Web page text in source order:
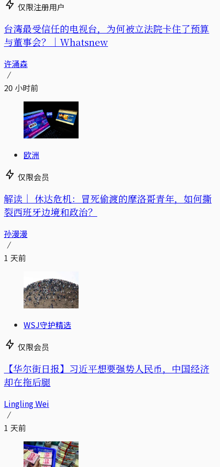
仅限注册用户
台湾最受信任的电视台，为何被立法院卡住了预算
与董事会？｜Whatsnew
许涌森
20 小时前
欧洲
仅限会员
解读｜ 休达危机：冒死偷渡的摩洛哥青年，如何撕
裂西班牙边境和政治？
孙漫漫
1 天前
WSJ守护精选
仅限会员
【华尔街日报】习近平想要强势人民币，中国经济
却在拖后腿
Lingling Wei
1 天前